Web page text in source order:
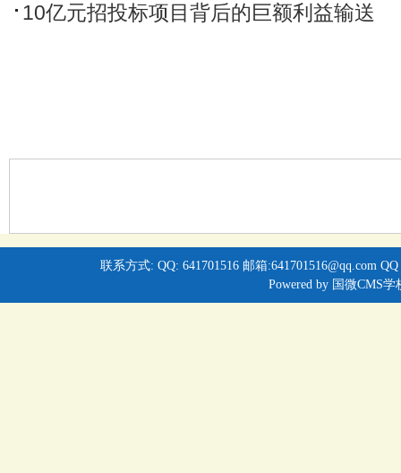
10亿元招投标项目背后的巨额利益输送
联系方式: QQ: 641701516 邮箱:641701516@qq.com
Powered by 国微CMS学